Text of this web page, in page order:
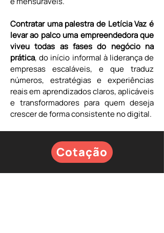
Contratar uma palestra de Letícia Vaz é
levar ao palco uma empreendedora que
viveu todas as fases do negócio na
prática, do início informal à liderança de
empresas escaláveis, e que traduz
números, estratégias e experiências
reais em aprendizados claros, aplicáveis
e transformadores para quem deseja
crescer de forma consistente no digital.
Cotação